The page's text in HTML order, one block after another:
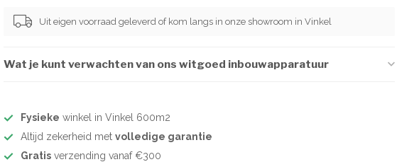
Uit eigen voorraad geleverd of kom langs in onze showroom in Vinkel
Wat je kunt verwachten van ons witgoed inbouwapparatuur
Fysieke winkel in Vinkel 600m2
Altijd zekerheid metvolledige garantie
Gratis verzending vanaf €300